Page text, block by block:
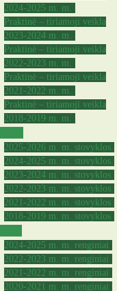
2024-2025 m. m.
Praktinė – tiriamoji veikla
2023-2024 m. m.
Praktinė – tiriamoji veikla
2022-2023 m. m.
Praktinė – tiriamoji veikla
2021-2022 m. m.
Praktinė – tiriamoji veikla
2018-2019 m. m.
2025-2026 m. m. stovyklos
2024-2025 m. m. stovyklos
2023-2024 m. m. stovyklos
2022-2023 m. m. stovyklos
2021-2022 m. m. stovyklos
2018-2019 m. m. stovyklos
2024-2025 m. m. renginiai
2022-2023 m. m. renginiai
2021-2022 m. m. renginiai
2020-2021 m. m. renginiai